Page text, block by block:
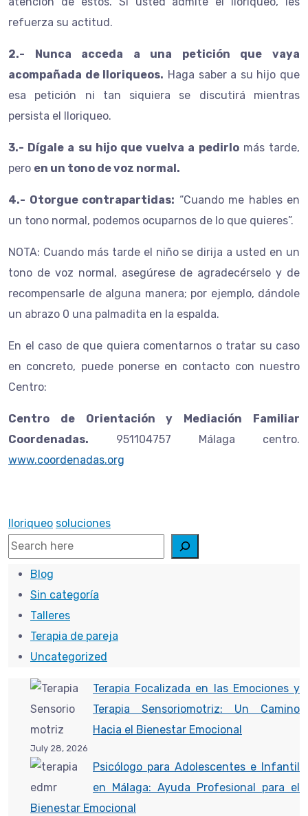
refuerza su actitud.
2.- Nunca acceda a una petición que vaya
acompañada de lloriqueos. Haga saber a su hijo que
esa petición ni tan siquiera se discutirá mientras
persista el lloriqueo.
3.- Dígale a su hijo que vuelva a pedirlomás tarde,
pero en un tono de voz normal.
4.- Otorgue contrapartidas: “Cuando me hables en
un tono normal, podemos ocuparnos de lo que quieres”.
NOTA: Cuando más tarde el niño se dirija a usted en un
tono de voz normal, asegúrese de agradecérselo y de
recompensarle de alguna manera; por ejemplo, dándole
un abrazo 0 una palmadita en la espalda.
En el caso de que quiera comentarnos o tratar su caso
en concreto, puede ponerse en contacto con nuestro
Centro:
Centro de Orientación y Mediación Familiar
Coordenadas. 951104757 Málaga centro.
www.coordenadas.org
lloriqueo soluciones
Search
Blog
Sin categoría
Talleres
Terapia de pareja
Uncategorized
Terapia Focalizada en las Emociones y
Terapia Sensoriomotriz: Un Camino
Hacia el Bienestar Emocional
July 28, 2026
Psicólogo para Adolescentes e Infantil
en Málaga: Ayuda Profesional para el
Bienestar Emocional